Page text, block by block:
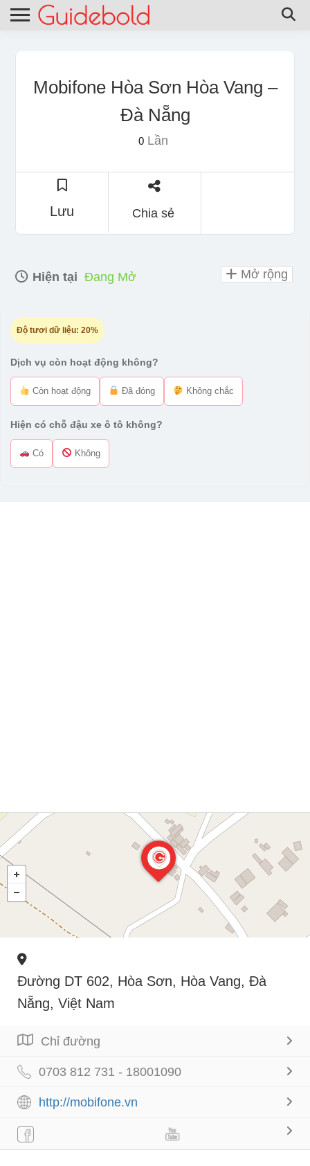
Mobifone Hòa Sơn Hòa Vang –
Đà Nẵng
0Lần
Lưu Chia sẻ
Hiện tại Đang Mở
Độ tươi dữ liệu: 20%
Dịch vụ còn hoạt động không?
Còn hoạt động Đã đóng Không chắc
Hiện có chỗ đậu xe ô tô không?
Có Không
Mở rộng
Đường DT 602, Hòa Sơn, Hòa Vang, Đà
Nẵng, Việt Nam
Chỉ đường
0703 812 731 - 18001090
http://mobifone.vn